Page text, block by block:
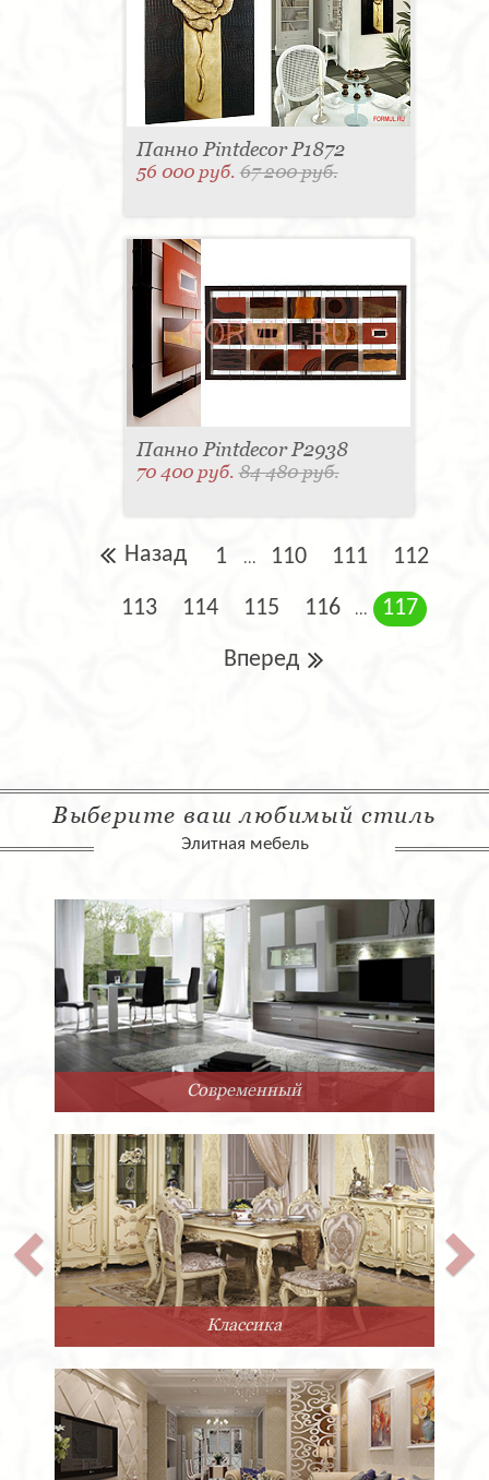
Панно Pintdecor P1872
56 000 руб.67 200 руб.
Панно Pintdecor P2938
70 400 руб.84 480 руб.
Назад 1 ... 110 111 112
113 114 115 116 ... 117
Вперед
Выберите ваш любимый стиль
Элитная мебель
Современный